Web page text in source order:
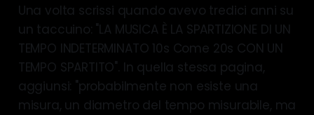
Una volta scrissi quando avevo tredici anni su
un taccuino: "LA MUSICA È LA SPARTIZIONE DI UN
TEMPO INDETERMINATO 10s Come 20s CON UN
TEMPO SPARTITO". In quella stessa pagina,
aggiunsi: "probabilmente non esiste una
misura, un diametro del tempo misurabile, ma